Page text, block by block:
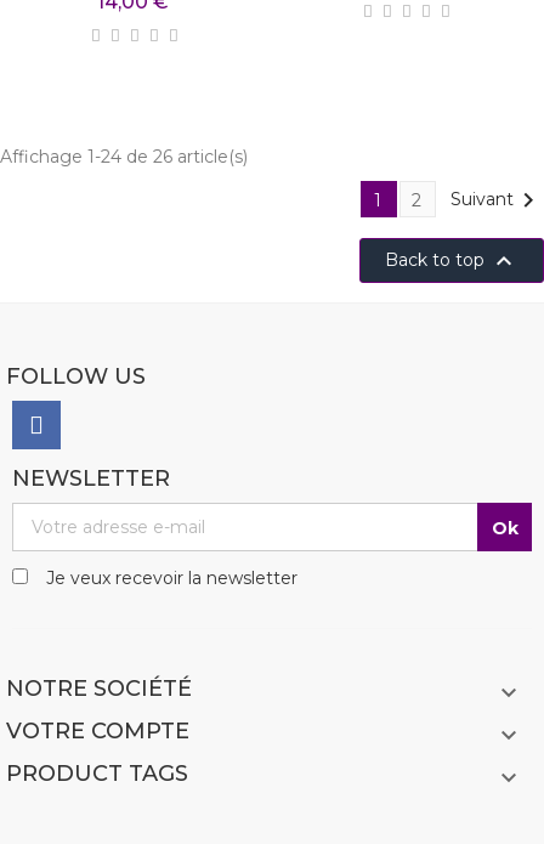
Affichage 1-24 de 26 article(s)
1
2 Suivant 
Back to top 
FOLLOW US
NEWSLETTER
Je veux recevoir la newsletter
NOTRE SOCIÉTÉ 
VOTRE COMPTE 
PRODUCT TAGS 